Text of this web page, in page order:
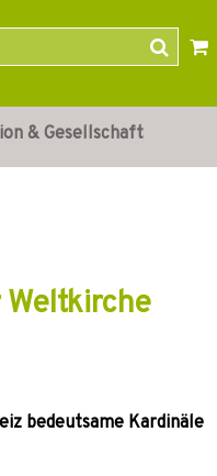
& Gesellschaft
bedeutsame Kardinäle